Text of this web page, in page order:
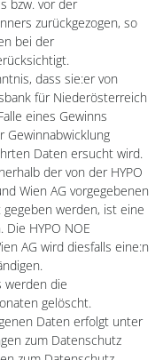
bzw. vor der
zurückgezogen, so
bei der
dass sie:er von
für Niederösterreich
eines Gewinns
Gewinnabwicklung
Daten ersucht wird.
der von der HYPO
Wien AG vorgegebenen
werden, ist eine
HYPO NOE
AG wird diesfalls eine:n
werden die
gelöscht.
Daten erfolgt unter
zum Datenschutz